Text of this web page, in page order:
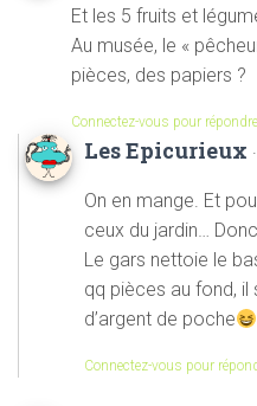
Et les 5 fruits et
Au musée, le «
pièces, des papiers ?
Connectez-vous pour répondre
Les Epicurieux
On en mange. Et
ceux du jardin…
Le gars nettoie le
qq pièces au fond, il
d’argent de poche
Connectez-vous pour